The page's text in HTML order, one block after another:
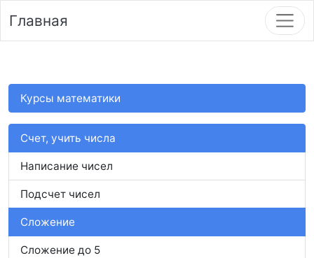
Главная
Курсы математики
Счет, учить числа
Написание чисел
Подсчет чисел
Сложение
Сложение до 5